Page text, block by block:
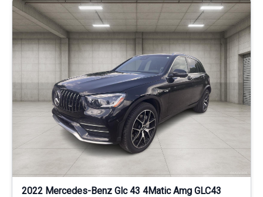
2022 Mercedes-Benz Glc 43 4Matic Amg GLC43